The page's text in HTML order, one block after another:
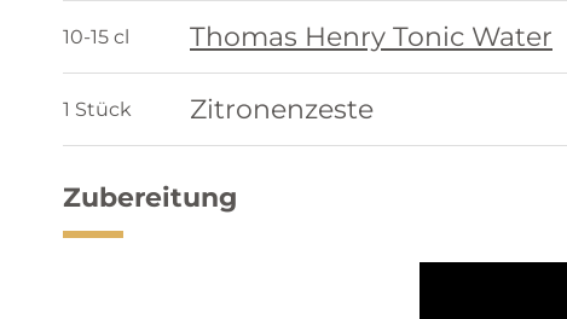
10-15 cl Thomas Henry Tonic Water
1 Stück Zitronenzeste
Zubereitung